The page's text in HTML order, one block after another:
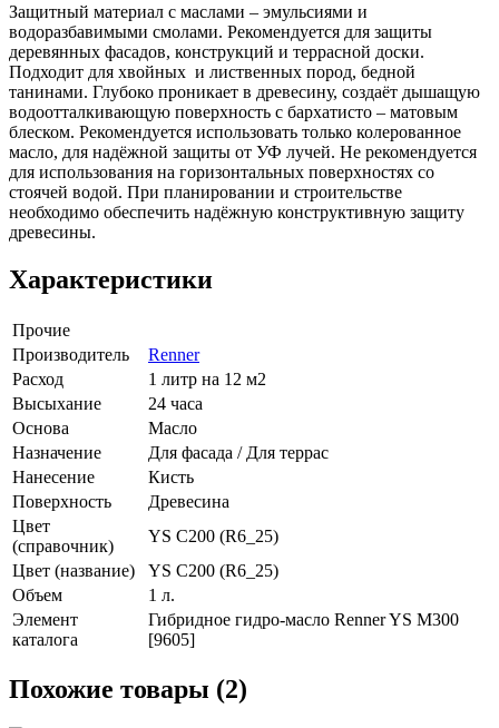
Защитный материал с маслами – эмульсиями и
водоразбавимыми смолами. Рекомендуется для защиты
деревянных фасадов, конструкций и террасной доски.
Подходит для хвойных и лиственных пород, бедной
танинами. Глубоко проникает в древесину, создаёт дышащую
водоотталкивающую поверхность с бархатисто – матовым
блеском. Рекомендуется использовать только колерованное
масло, для надёжной защиты от УФ лучей. Не рекомендуется
для использования на горизонтальных поверхностях со
стоячей водой. При планировании и строительстве
необходимо обеспечить надёжную конструктивную защиту
древесины.
Характеристики
Прочие
Производитель
Renner
Расход
1 литр на 12 м2
Высыхание
24 часа
Основа
Масло
Назначение
Для фасада / Для террас
Нанесение
Кисть
Поверхность
Древесина
Цвет
(справочник)
YS C200 (R6_25)
Цвет (название)
YS C200 (R6_25)
Объем
1 л.
Элемент
каталога
Гибридное гидро-масло Renner YS M300
[9605]
Похожие товары (2)